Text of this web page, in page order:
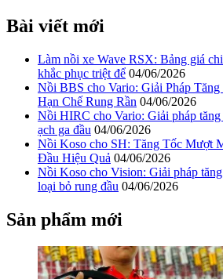
Bài viết mới
Làm nồi xe Wave RSX: Bảng giá
khắc phục triệt để 04/06/2026
Nồi BBS cho Vario: Giải Pháp
Hạn Chế Rung Rần 04/06/2026
Nồi HIRC cho Vario: Giải pháp
ạch ga đầu 04/06/2026
Nồi Koso cho SH: Tăng Tốc Mượt
Đầu Hiệu Quả 04/06/2026
Nồi Koso cho Vision: Giải pháp
loại bỏ rung đầu 04/06/2026
Sản phẩm mới